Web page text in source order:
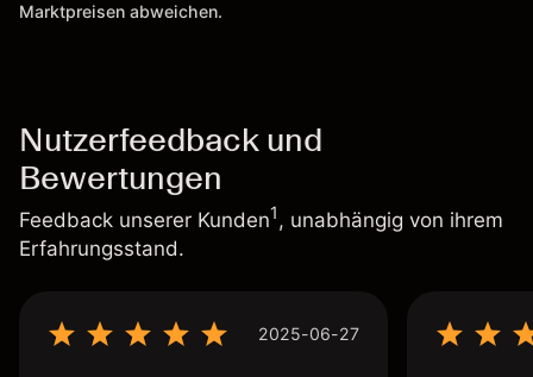
Marktpreisen abweichen.
Nutzerfeedback und
Bewertungen
Feedback unserer Kunden1, unabhängig von ihrem
Erfahrungsstand.
2025-06-27